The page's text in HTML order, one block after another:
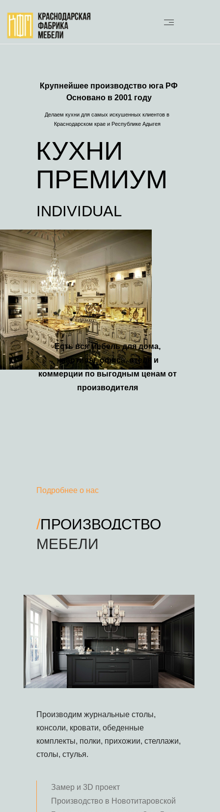
КУХНИ
ПРЕМИУМ
Делаем кухни для самых искушенных клиентов в
Краснодарском крае и Республике Адыгея
INDIVIDUAL
Крупнейшее производство юга РФ
Основано в 2001 году
Есть вся мебель для дома,
квартиры, офиса, отеля и
коммерции по выгодным ценам от
производителя
/ПРОИЗВОДСТВО
МЕБЕЛИ
Подробнее о нас
COMPANY
Производим журнальные столы,
консоли, кровати, обеденные
комплекты, полки, прихожии, стеллажи,
столы, стулья.
Замер и 3D проект
Производство в Новотитаровской